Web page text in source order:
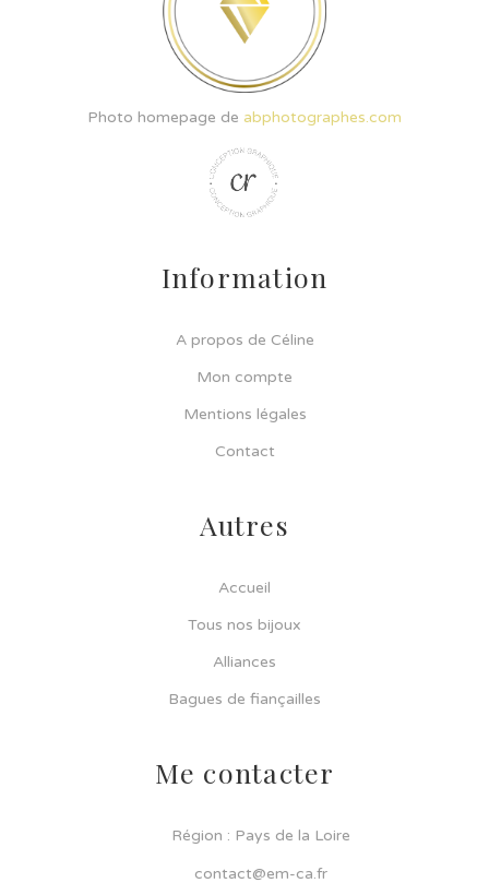
Photo homepage de abphotographes.com
Information
A propos de Céline
Mon compte
Mentions légales
Contact
Autres
Accueil
Tous nos bijoux
Alliances
Bagues de fiançailles
Me contacter
Région : Pays de la Loire
contact@em-ca.fr